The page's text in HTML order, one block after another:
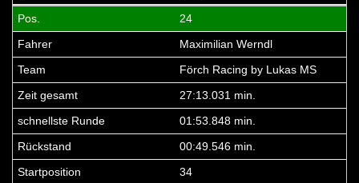
24
Maximilian Werndl
Förch Racing by Lukas MS
27:13.031 min.
01:53.848 min.
00:49.546 min.
34